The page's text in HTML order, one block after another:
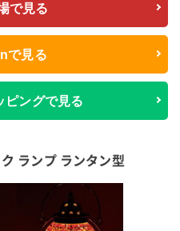
で見る
で見る
ピングで見る
ランプ ランタン型